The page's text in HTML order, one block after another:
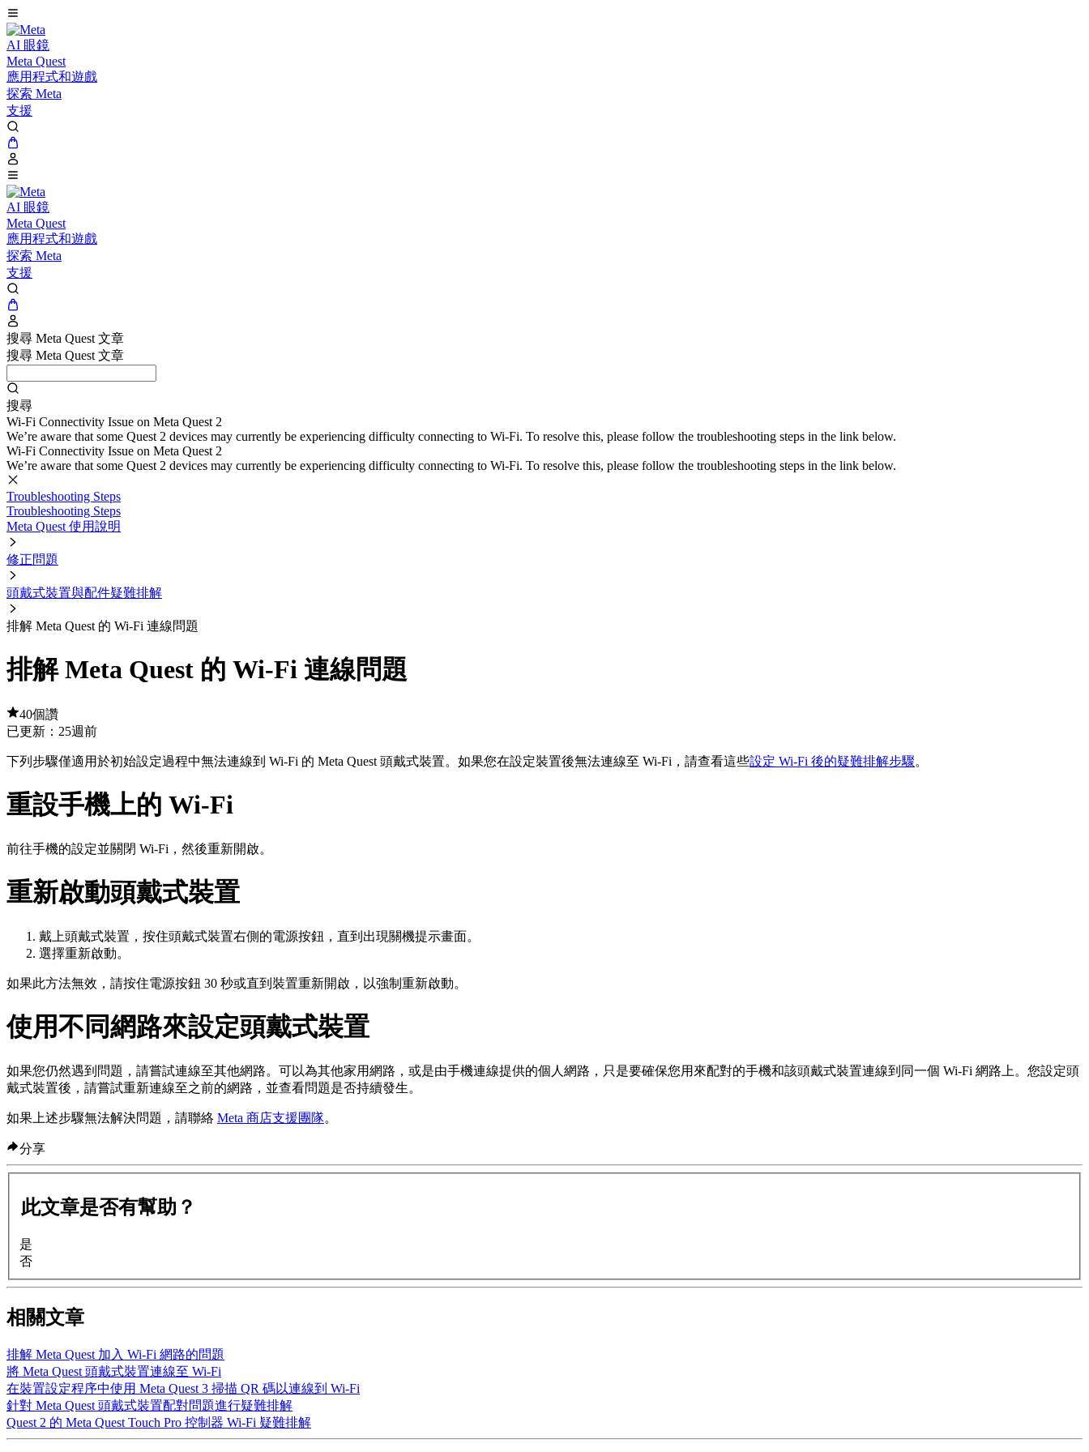
AI 眼鏡
Meta Quest
應用程式和遊戲
探索 Meta
支援
AI 眼鏡
Meta Quest
應用程式和遊戲
探索 Meta
支援
搜尋 Meta Quest 文章
搜尋 Meta Quest 文章
搜尋
Wi-Fi Connectivity Issue on Meta Quest 2
We’re aware that some Quest 2 devices may currently be experiencing difficulty connecting to Wi-Fi. To resolve this, please follow the troubleshooting steps in the link below.
Wi-Fi Connectivity Issue on Meta Quest 2
We’re aware that some Quest 2 devices may currently be experiencing difficulty connecting to Wi-Fi. To resolve this, please follow the troubleshooting steps in the link below.
Troubleshooting Steps
Troubleshooting Steps
Meta Quest 使用說明
修正問題
頭戴式裝置與配件疑難排解
排解 Meta Quest 的 Wi-Fi 連線問題
排解 Meta Quest 的 Wi-Fi 連線問題
40個讚
已更新： 25週前
下列步驟僅適用於初始設定過程中無法連線到 Wi-Fi 的 Meta Quest 頭戴式裝置。如果您在設定裝置後無法連線至 Wi-Fi，請查看這些設定 Wi-Fi 後的疑難排解步驟。
重設手機上的 Wi-Fi
前往手機的設定並關閉 Wi-Fi，然後重新開啟。
重新啟動頭戴式裝置
戴上頭戴式裝置，按住頭戴式裝置右側的電源按鈕，直到出現關機提示畫面。
選擇重新啟動。
如果此方法無效，請按住電源按鈕 30 秒或直到裝置重新開啟，以強制重新啟動。
使用不同網路來設定頭戴式裝置
如果您仍然遇到問題，請嘗試連線至其他網路。可以為其他家用網路，或是由手機連線提供的個人網路，只是要確保您用來配對的手機和該頭戴式裝置連線到同一個 Wi-Fi 網路上。您設定頭
戴式裝置後，請嘗試重新連線至之前的網路，並查看問題是否持續發生。
如果上述步驟無法解決問題，請聯絡 Meta 商店支援團隊。
分享
此文章是否有幫助？
是
否
相關文章
排解 Meta Quest 加入 Wi-Fi 網路的問題
將 Meta Quest 頭戴式裝置連線至 Wi-Fi
在裝置設定程序中使用 Meta Quest 3 掃描 QR 碼以連線到 Wi-Fi
針對 Meta Quest 頭戴式裝置配對問題進行疑難排解
Quest 2 的 Meta Quest Touch Pro 控制器 Wi-Fi 疑難排解